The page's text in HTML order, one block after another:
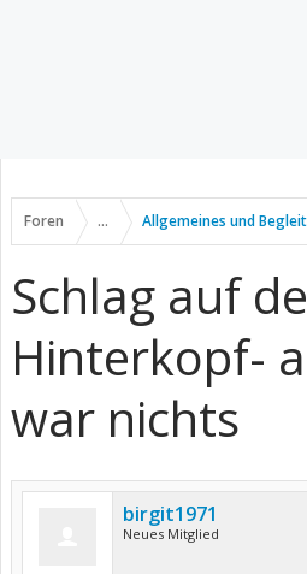
Foren ... Allgemeines und
Schlag auf
Hinterkopf-
war nichts
birgit1971
Neues Mitglied